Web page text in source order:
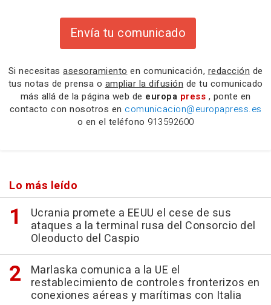
Envía tu comunicado
Si necesitas asesoramiento en comunicación, redacción de
tus notas de prensa o ampliar la difusión de tu comunicado
más allá de la página web de europa press , ponte en
contacto con nosotros en comunicacion@europapress.es
o en el teléfono 913592600
Lo más leído
Ucrania promete a EEUU el cese de sus
ataques a la terminal rusa del Consorcio del
Oleoducto del Caspio
Marlaska comunica a la UE el
restablecimiento de controles fronterizos en
conexiones aéreas y marítimas con Italia